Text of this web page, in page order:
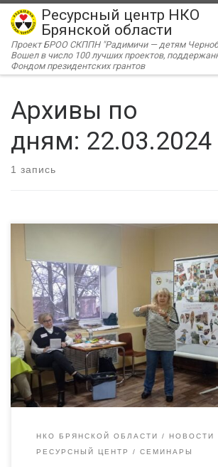
Перейти к содержимому
Ресурсный центр НКО
Брянской области
Проект БРОО СКППН "Радимичи — детям
Вошел в число 100 лучших проектов,
Фондом президентских грантов
Архивы по
дням: 22.03.2024
1 запись
16 апреля 2024 года Ресурсный центр
на дискуссионную площадку «Финансовая
и деньги». В центре внимания –
НКО Брянской и Архангельской областей в
заявленной темы и обмен опытом. Обсудим:
ресурсов живут сейчас российские НКО, —
время существуют самые […]
НКО БРЯНСКОЙ ОБЛАСТИ
НОВОСТИ
РЕСУРСНЫЙ ЦЕНТР
СЕМИНАРЫ